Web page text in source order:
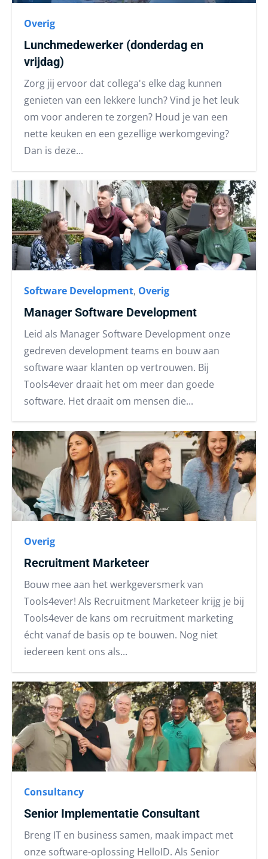
Overig
Lunchmedewerker (donderdag en
vrijdag)
Zorg jij ervoor dat collega's elke dag kunnen
genieten van een lekkere lunch? Vind je het leuk
om voor anderen te zorgen? Houd je van een
nette keuken en een gezellige werkomgeving?
Dan is deze...
Software Development, Overig
Manager Software Development
Leid als Manager Software Development onze
gedreven development teams en bouw aan
software waar klanten op vertrouwen. Bij
Tools4ever draait het om meer dan goede
software. Het draait om mensen die...
Overig
Recruitment Marketeer
Bouw mee aan het werkgeversmerk van
Tools4ever! Als Recruitment Marketeer krijg je bij
Tools4ever de kans om recruitment marketing
écht vanaf de basis op te bouwen. Nog niet
iedereen kent ons als...
Consultancy
Senior Implementatie Consultant
Breng IT en business samen, maak impact met
onze software-oplossing HelloID. Als Senior